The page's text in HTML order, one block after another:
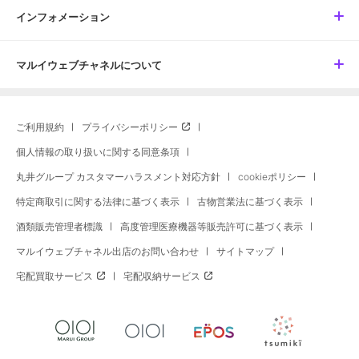
インフォメーション
マルイウェブチャネルについて
ご利用規約 プライバシーポリシー
個人情報の取り扱いに関する同意条項
丸井グループ カスタマーハラスメント対応方針 cookieポリシー
特定商取引に関する法律に基づく表示 古物営業法に基づく表示
酒類販売管理者標識 高度管理医療機器等販売許可に基づく表示
マルイウェブチャネル出店のお問い合わせ サイトマップ
宅配買取サービス 宅配収納サービス